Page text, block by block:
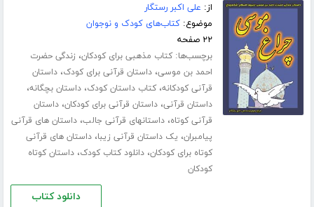
از: علی اکبر رستگار
موضوع:کتاب‌های کودک و نوجوان
۲۲ صفحه
برچسب‌ها:کتاب مذهبی برای کودکان، زندگی حضرت
احمد بن موسی،داستان قرآنی برای کودک،داستان
قرآنی کودکانه،کتاب داستان کودک،داستان بچگانه،
داستان قرآنی،داستان قرآنی برای کودکان،داستان
قرآنی کوتاه،داستانهای قرآنی جالب،داستان های قرآنی
پیامبران، یک داستان قرآنی زیبا،داستان های قرآنی
کوتاه برای کودکان،دانلود کتاب کودک،داستان کوتاه
کودکان
دانلود کتاب